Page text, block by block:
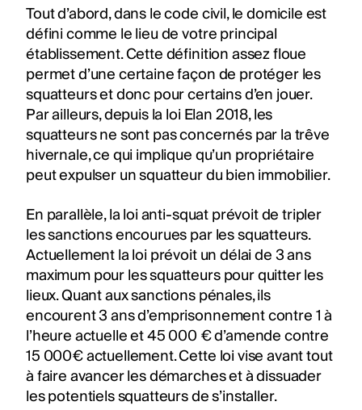
Tout d’abord, dans le code civil, le domicile est
défini comme le lieu de votre principal
établissement. Cette définition assez floue
permet d’une certaine façon de protéger les
squatteurs et donc pour certains d’en jouer.
Par ailleurs, depuis la loi Elan 2018, les
squatteurs ne sont pas concernés par la trêve
hivernale, ce qui implique qu’un propriétaire
peut expulser un squatteur du bien immobilier.
En parallèle, la loi anti-squat prévoit de tripler
les sanctions encourues par les squatteurs.
Actuellement la loi prévoit un délai de 3 ans
maximum pour les squatteurs pour quitter les
lieux. Quant aux sanctions pénales, ils
encourent 3 ans d’emprisonnement contre 1 à
l’heure actuelle et 45 000 € d’amende contre
15 000€ actuellement. Cette loi vise avant tout
à faire avancer les démarches et à dissuader
les potentiels squatteurs de s’installer.